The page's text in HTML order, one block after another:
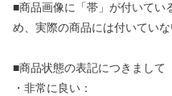
■商品画像に「帯」が付いてい
め、実際の商品には付いていな
■商品状態の表記につきまして
・非常に良い：